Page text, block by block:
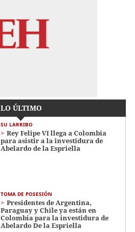
LO ÚLTIMO
SU LARRIBO
Rey Felipe VI llega a Colombia
para asistir a la investidura de
Abelardo de la Espriella
TOMA DE POSESIÓN
Presidentes de Argentina,
Paraguay y Chile ya están en
Colombia para la investidura de
Abelardo De la Espriella